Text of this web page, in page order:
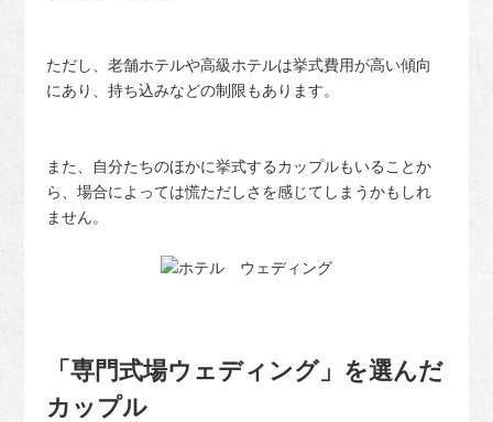
ただし、老舗ホテルや高級ホテルは挙式費用が高い傾向
にあり、持ち込みなどの制限もあります。
また、自分たちのほかに挙式するカップルもいることか
ら、場合によっては慌ただしさを感じてしまうかもしれ
ません。
「専門式場ウェディング」を選んだ
カップル